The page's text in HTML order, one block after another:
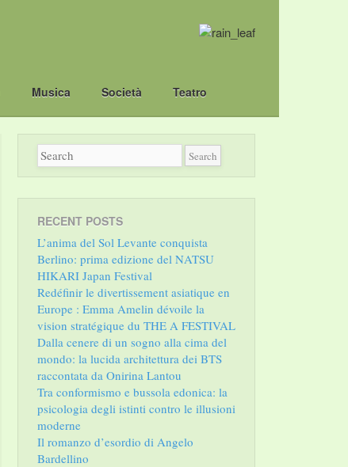
Musica Società Teatro
RECENT POSTS
L’anima del Sol Levante conquista
Berlino: prima edizione del NATSU
HIKARI Japan Festival
Redéfinir le divertissement asiatique en
Europe : Emma Amelin dévoile la
vision stratégique du THE A FESTIVAL
Dalla cenere di un sogno alla cima del
mondo: la lucida architettura dei BTS
raccontata da Onirina Lantou
Tra conformismo e bussola edonica: la
psicologia degli istinti contro le illusioni
moderne
Il romanzo d’esordio di Angelo
Bardellino